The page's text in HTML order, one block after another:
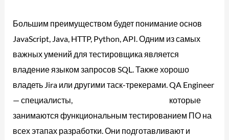
Большим преимуществом будет понимание основ
JavaScript, Java, HTTP, Python, API. Одним из самых
важных умений для тестировщика является
владение языком запросов SQL. Также хорошо
владеть Jira или другими таск-трекерами. QA Engineer
— специалисты,
которые
занимаются функциональным тестированием ПО на
всех этапах разработки. Они подготавливают и